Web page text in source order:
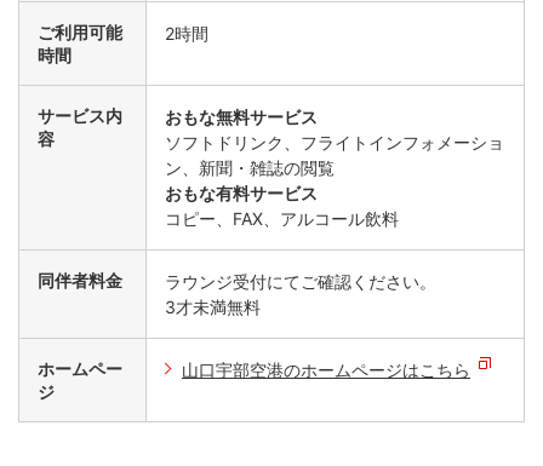
ご利用可能
時間
2時間
サービス内
容
おもな無料サービス
ソフトドリンク、フライトインフォメーショ
ン、新聞・雑誌の閲覧
おもな有料サービス
コピー、FAX、アルコール飲料
同伴者料金
ラウンジ受付にてご確認ください。
3才未満無料
ホームペー
ジ
山口宇部空港のホームページはこちら